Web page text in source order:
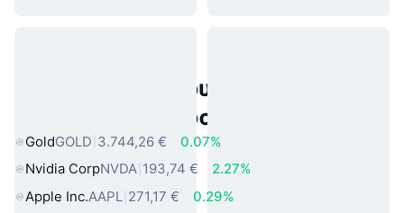
Δημοφιλή περιουσιακά στοιχεία
πραγματικού κόσμου
GoldGOLD 3.744,26 €
0.07%
Nvidia CorpNVDA 193,74 €
2.27%
Apple Inc.AAPL 271,17 € 0.29%